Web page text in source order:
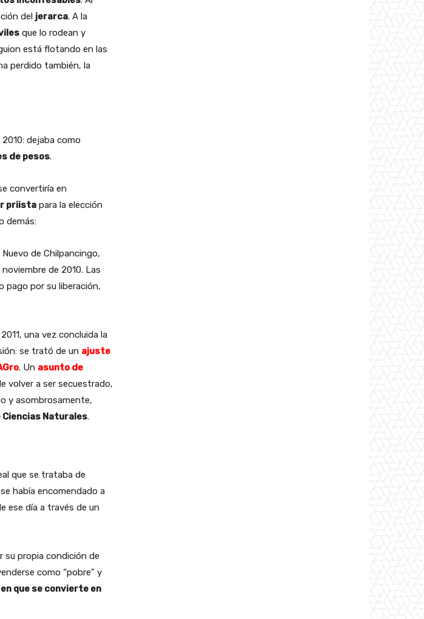
del jerarca. A la
que lo rodean y
está flotando en las
perdido también, la
dejaba como
de pesos.
convertiría en
priista para la elección
demás:
de Chilpancingo,
de 2010. Las
pago por su liberación,
una vez concluida la
se trató de un ajuste
. Un asunto de
volver a ser secuestrado,
y asombrosamente,
Ciencias Naturales.
que se trataba de
había encomendado a
ese día a través de un
su propia condición de
como “pobre” y
que se convierte en